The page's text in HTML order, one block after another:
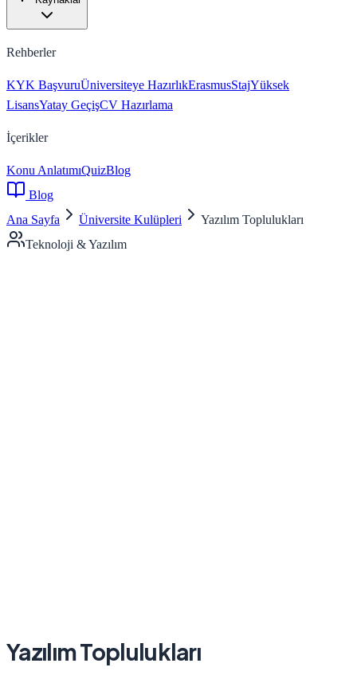
Rehberler
KYK BaşvuruÜniversiteye HazırlıkErasmusStajYüksek
LisansYatay GeçişCV Hazırlama
İçerikler
Konu AnlatımıQuizBlog
Blog
Ana Sayfa
Üniversite Kulüpleri
Yazılım Toplulukları
Teknoloji & Yazılım
Yazılım Toplulukları